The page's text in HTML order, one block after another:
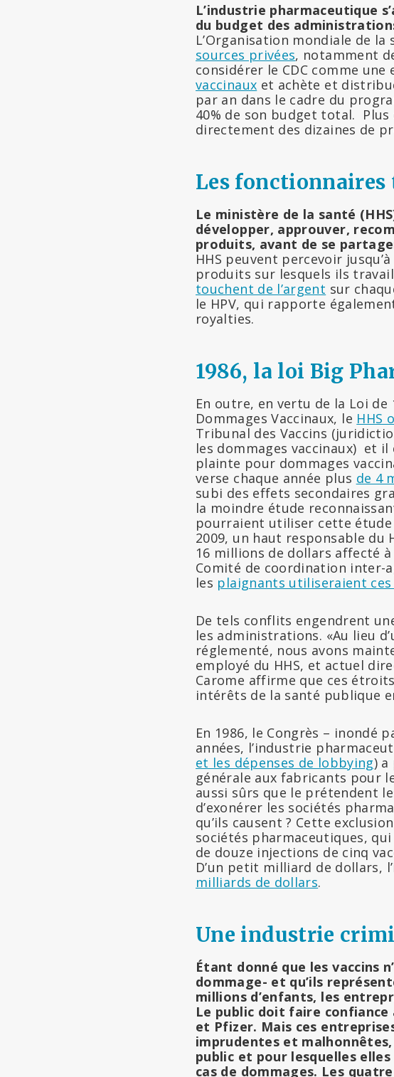
L’industrie pharmaceutique
du budget des
L’Organisation mondiale de
sources privées, notamment
considérer le CDC comme
vaccinaux et achète et
par an dans le cadre du
40% de son budget total.
directement des dizaines de
Les
Le ministère de la santé
développer, approuver,
produits, avant de se
HHS peuvent percevoir jusqu’à
produits sur lesquels ils
touchent de l’argent sur
le HPV, qui rapporte
royalties.
1986, la loi Big
En outre, en vertu de la Loi
Dommages Vaccinaux, le HHS
Tribunal des Vaccins
les dommages vaccinaux) et il
plainte pour dommages
verse chaque année plus de 4
subi des effets secondaires
la moindre étude
pourraient utiliser cette étude
2009, un haut responsable du
16 millions de dollars affecté
Comité de coordination inter-
les plaignants utiliseraient
De tels conflits engendrent
les administrations. «Au lieu
réglementé, nous avons
employé du HHS, et actuel
Carome affirme que ces
intérêts de la santé publique
En 1986, le Congrès – inondé
années, l’industrie
et les dépenses de lobbying)
générale aux fabricants pour
aussi sûrs que le prétendent
d’exonérer les sociétés
qu’ils causent ? Cette
sociétés pharmaceutiques,
de douze injections de cinq
D’un petit milliard de dollars,
milliards de dollars.
Une industrie
Étant donné que les vaccins
dommage- et qu’ils
millions d’enfants, les
Le public doit faire confiance
et Pfizer. Mais ces
imprudentes et
public et pour lesquelles
cas de dommages. Les